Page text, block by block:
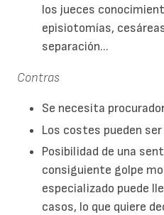
los jueces
episiotomías,
separación...
Contras
Se necesita
Los costes pueden
Posibilidad de una
consiguiente golpe
especializado puede
casos, lo que quiere